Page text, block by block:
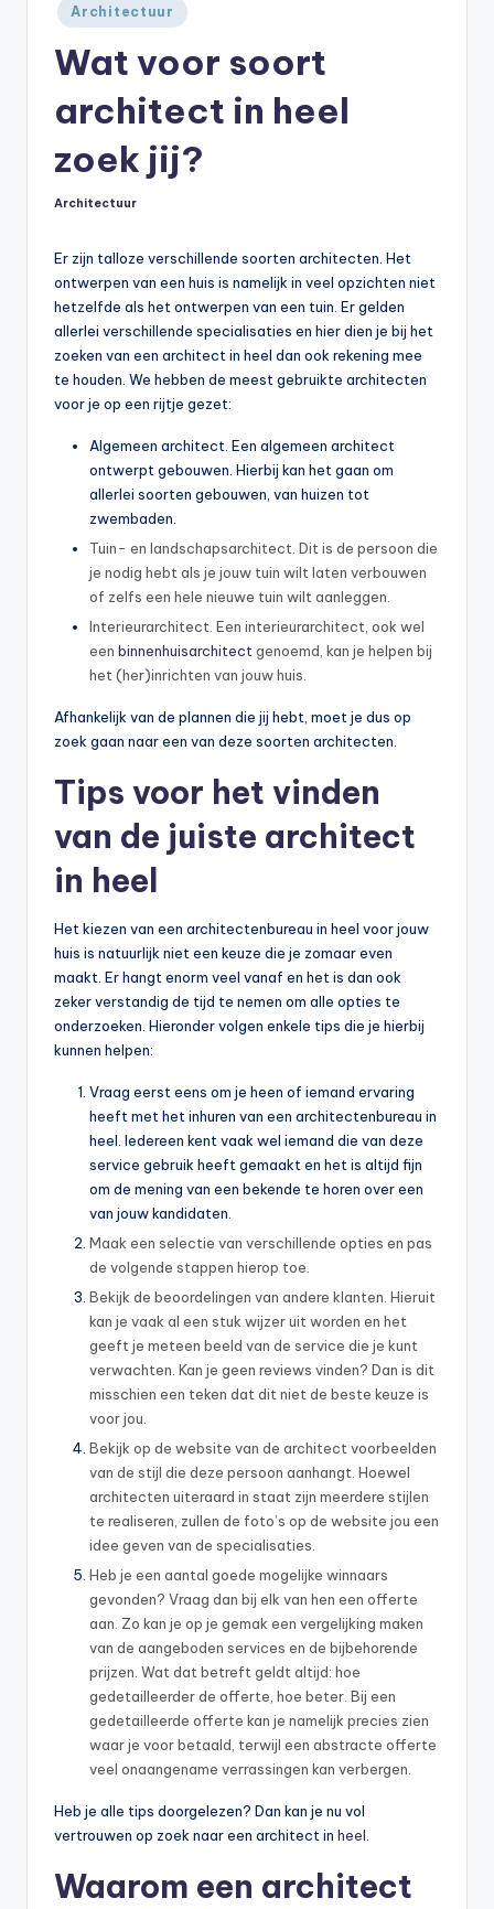
Geplaatst
in
Architectuur
Wat voor soort
architect in heel
zoek jij?
Geplaatst
Architectuur
Er zijn talloze verschillende soorten architecten. Het
ontwerpen van een huis is namelijk in veel opzichten niet
hetzelfde als het ontwerpen van een tuin. Er gelden
allerlei verschillende specialisaties en hier dien je bij het
zoeken van een architect in heel dan ook rekening mee
te houden. We hebben de meest gebruikte architecten
voor je op een rijtje gezet:
Algemeen architect. Een algemeen architect
ontwerpt gebouwen. Hierbij kan het gaan om
allerlei soorten gebouwen, van huizen tot
zwembaden.
Tuin- en landschapsarchitect. Dit is de persoon die
je nodig hebt als je jouw tuin wilt laten verbouwen
of zelfs een hele nieuwe tuin wilt aanleggen.
Interieurarchitect. Een interieurarchitect, ook wel
een binnenhuisarchitect genoemd, kan je helpen bij
het (her)inrichten van jouw huis.
Afhankelijk van de plannen die jij hebt, moet je dus op
zoek gaan naar een van deze soorten architecten.
Tips voor het vinden
van de juiste architect
in heel
Het kiezen van een architectenbureau in heel voor jouw
huis is natuurlijk niet een keuze die je zomaar even
maakt. Er hangt enorm veel vanaf en het is dan ook
zeker verstandig de tijd te nemen om alle opties te
onderzoeken. Hieronder volgen enkele tips die je hierbij
kunnen helpen:
Vraag eerst eens om je heen of iemand ervaring
heeft met het inhuren van een architectenbureau in
heel. Iedereen kent vaak wel iemand die van deze
service gebruik heeft gemaakt en het is altijd fijn
om de mening van een bekende te horen over een
van jouw kandidaten.
Maak een selectie van verschillende opties en pas
de volgende stappen hierop toe.
Bekijk de beoordelingen van andere klanten. Hieruit
kan je vaak al een stuk wijzer uit worden en het
geeft je meteen beeld van de service die je kunt
verwachten. Kan je geen reviews vinden? Dan is dit
misschien een teken dat dit niet de beste keuze is
voor jou.
Bekijk op de website van de architect voorbeelden
van de stijl die deze persoon aanhangt. Hoewel
architecten uiteraard in staat zijn meerdere stijlen
te realiseren, zullen de foto’s op de website jou een
idee geven van de specialisaties.
Heb je een aantal goede mogelijke winnaars
gevonden? Vraag dan bij elk van hen een offerte
aan. Zo kan je op je gemak een vergelijking maken
van de aangeboden services en de bijbehorende
prijzen. Wat dat betreft geldt altijd: hoe
gedetailleerder de offerte, hoe beter. Bij een
gedetailleerde offerte kan je namelijk precies zien
waar je voor betaald, terwijl een abstracte offerte
veel onaangename verrassingen kan verbergen.
Heb je alle tips doorgelezen? Dan kan je nu vol
vertrouwen op zoek naar een architect in heel.
Waarom een architect